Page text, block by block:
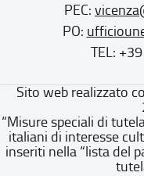
PEC:
PO:
TEL:
Sito web realizzato
“Misure speciali di
italiani di interesse
inseriti nella “lista del